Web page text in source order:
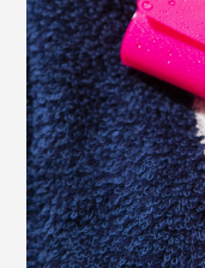
※この写真で買えるアイテ
ネオンカラーは春
冬の冷たい空気と
くなりがちな装い
れるはず。